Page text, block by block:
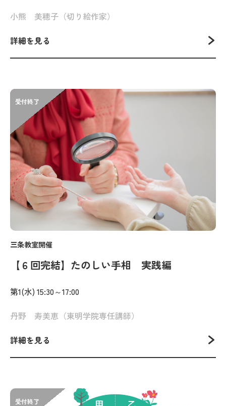
小熊 美穂子（切り絵作家）
詳細を見る
受付終了
三条教室開催
【６回完結】たのしい手相 実践編
第1(水) 15:30～17:00
丹野 寿美恵（東明学院専任講師）
詳細を見る
受付終了